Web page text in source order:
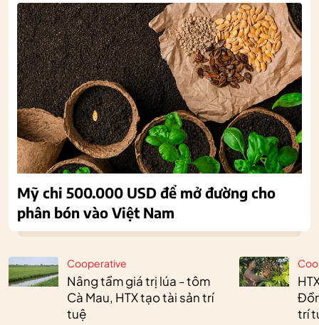
Cooperative
Nâng tầm giá trị lúa - tôm
Cà Mau, HTX tạo tài sản trí
tuệ
trí
Mỹ chi 500.000 USD để mở đường cho
phân bón vào Việt Nam